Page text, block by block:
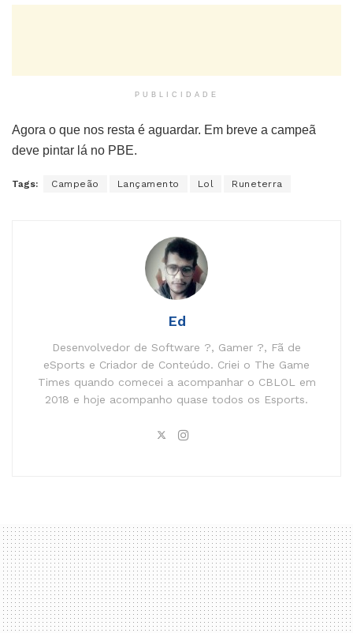
PUBLICIDADE
Agora o que nos resta é aguardar. Em breve a campeã
deve pintar lá no PBE.
Tags: Campeão Lançamento Lol Runeterra
Ed
Desenvolvedor de Software ?, Gamer ?, Fã de
eSports e Criador de Conteúdo. Criei o The Game
Times quando comecei a acompanhar o CBLOL em
2018 e hoje acompanho quase todos os Esports.